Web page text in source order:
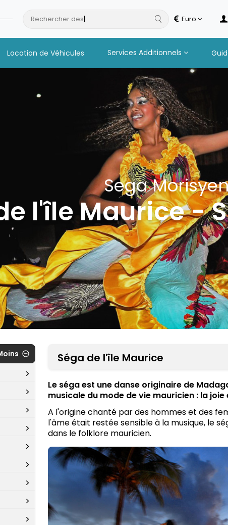
Rechercher deshotels Euro
Location de Véhicules Services Additionnels
Sega
l'île Maurice -
Séga de l'île Maurice
Le séga est une danse originaire de
musicale du mode de vie mauricien : la
A l'origine chanté par des hommes et des
l'âme était restée sensible à la musique, le
dans le folklore mauricien.